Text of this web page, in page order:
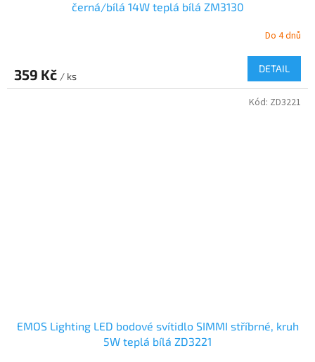
černá/bílá 14W teplá bílá ZM3130
Do 4 dnů
359 Kč / ks
DETAIL
EMOS Lighting LED bodové svítidlo SIMMI stříbrné, kruh
5W teplá bílá ZD3221
Kód: ZD3221